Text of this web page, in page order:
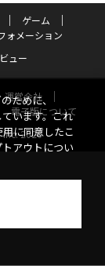
ゲーム
ォメーション
ュー
運営会社
電子版について
Inc. 2026
ために、
います。これ
に同意したこ
アウトについ